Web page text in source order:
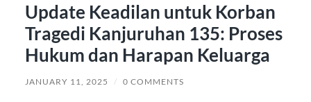
Update Keadilan untuk Korban
Tragedi Kanjuruhan 135: Proses
Hukum dan Harapan Keluarga
JANUARY 11, 2025 / 0 COMMENTS